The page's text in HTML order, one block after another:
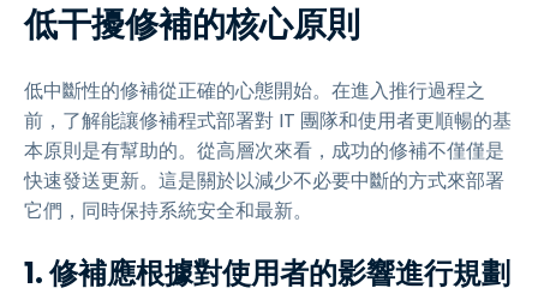
低干擾修補的核心原則
低中斷性的修補從正確的心態開始。在進入推行過程之
前，了解能讓修補程式部署對 IT 團隊和使用者更順暢的基
本原則是有幫助的。從高層次來看，成功的修補不僅僅是
快速發送更新。這是關於以減少不必要中斷的方式來部署
它們，同時保持系統安全和最新。
1. 修補應根據對使用者的影響進行規劃